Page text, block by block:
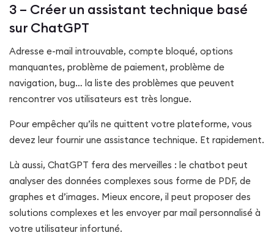
3 – Créer un assistant technique basé
sur ChatGPT
Adresse e-mail introuvable, compte bloqué, options
manquantes, problème de paiement, problème de
navigation, bug… la liste des problèmes que peuvent
rencontrer vos utilisateurs est très longue.
Pour empêcher qu’ils ne quittent votre plateforme, vous
devez leur fournir une assistance technique. Et rapidement.
Là aussi, ChatGPT fera des merveilles : le chatbot peut
analyser des données complexes sous forme de PDF, de
graphes et d’images. Mieux encore, il peut proposer des
solutions complexes et les envoyer par mail personnalisé à
votre utilisateur infortuné.